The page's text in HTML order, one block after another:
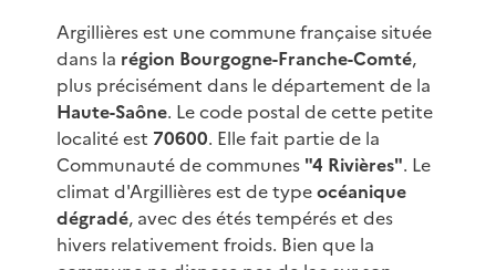
Argillières est une commune française située
dans la région Bourgogne-Franche-Comté,
plus précisément dans le département de la
Haute-Saône. Le code postal de cette petite
localité est 70600. Elle fait partie de la
Communauté de communes "4 Rivières". Le
climat d'Argillières est de typeocéanique
dégradé, avec des étés tempérés et des
hivers relativement froids. Bien que la